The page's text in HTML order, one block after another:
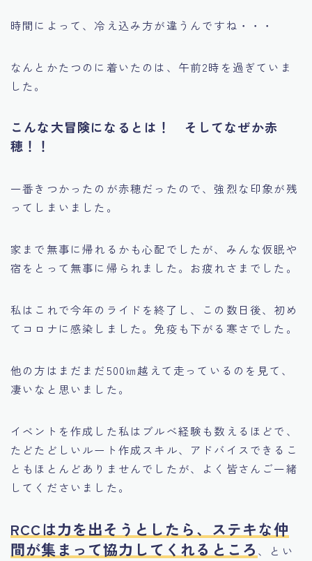
時間によって、冷え込み方が違うんですね・・・
なんとかたつのに着いたのは、午前2時を過ぎていま
した。
こんな大冒険になるとは！ そしてなぜか赤
穂！！
一番きつかったのが赤穂だったので、強烈な印象が残
ってしまいました。
家まで無事に帰れるかも心配でしたが、みんな仮眠や
宿をとって無事に帰られました。お疲れさまでした。
私はこれで今年のライドを終了し、この数日後、初め
てコロナに感染しました。免疫も下がる寒さでした。
他の方はまだまだ500㎞越えて走っているのを見て、
凄いなと思いました。
イベントを作成した私はブルべ経験も数えるほどで、
たどたどしいルート作成スキル、アドバイスできるこ
ともほとんどありませんでしたが、よく皆さんご一緒
してくださいました。
RCCは力を出そうとしたら、ステキな仲
間が集まって協力してくれるところ 、とい